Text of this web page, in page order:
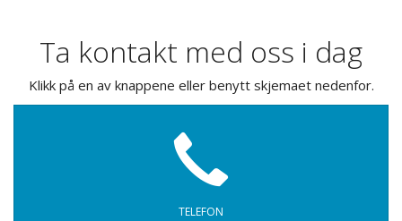
Ta kontakt med oss i dag
Klikk på en av knappene eller benytt skjemaet nedenfor.
TELEFON